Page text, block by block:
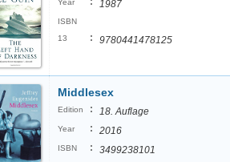
Year 1987
ISBN
13
: 9780441478125
Middlesex
Edition : 18. Auflage
Year : 2016
ISBN : 3499238101